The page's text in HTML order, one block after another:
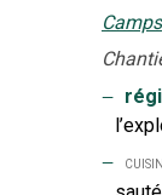
Camps
‒
‒